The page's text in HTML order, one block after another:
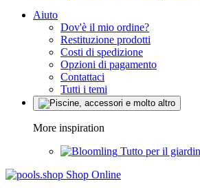
Aiuto
Dov'è il mio ordine?
Restituzione prodotti
Costi di spedizione
Opzioni di pagamento
Contattaci
Tutti i temi
More inspiration
Tutto per il